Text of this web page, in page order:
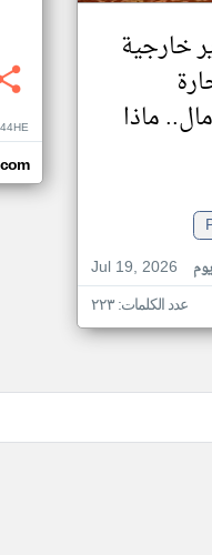
خارجية
ماذا
Jul 19, 2026
عدد الكلمات: ٢٢٣